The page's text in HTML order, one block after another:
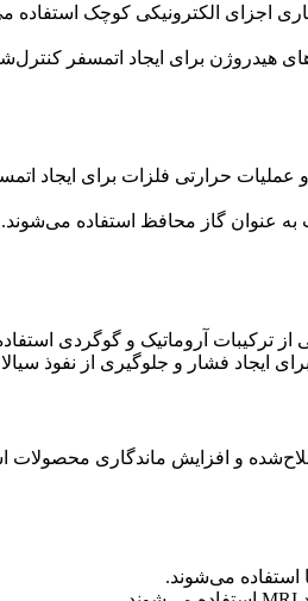
اجزای الکترونیکی کوچک
هیدروژن برای ایجاد اتمسفر
حرارتی فلزات برای ایجاد
گاز محافظ استفاده می‌شوند.
ترکیبات آروماتیک و گوگردی
ایجاد فشار و جلوگیری از نفوذ
و افزایش ماندگاری
می‌شوند.